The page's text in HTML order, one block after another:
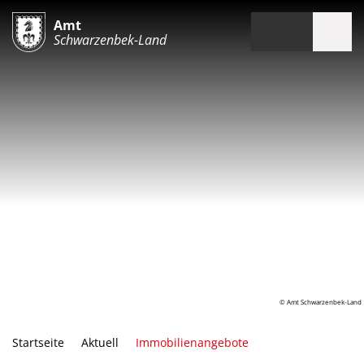
Amt
Schwarzenbek-Land
© Amt Schwarzenbek-Land
Startseite Aktuell Immobilienangebote